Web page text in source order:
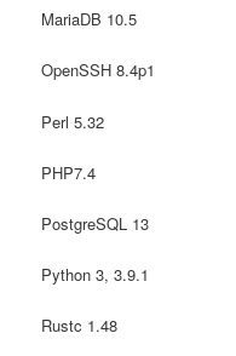
MariaDB 10.5
OpenSSH 8.4p1
Perl 5.32
PHP7.4
PostgreSQL 13
Python 3, 3.9.1
Rustc 1.48